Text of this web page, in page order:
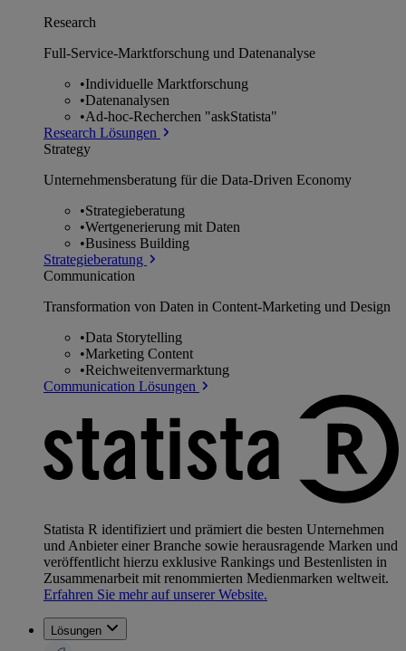
Research
Full-Service-Marktforschung und Datenanalyse
•Individuelle Marktforschung
•Datenanalysen
•Ad-hoc-Recherchen "askStatista"
Research Lösungen
Strategy
Unternehmens­beratung für die Data-Driven Economy
•Strategieberatung
•Wertgenerierung mit Daten
•Business Building
Strategieberatung
Communication
Transformation von Daten in Content-Marketing und Design
•Data Storytelling
•Marketing Content
•Reichweitenvermarktung
Communication Lösungen
Statista R identifiziert und prämiert die besten Unternehmen
und Anbieter einer Branche sowie herausragende Marken und
veröffentlicht hierzu exklusive Rankings und Bestenlisten in
Zusammenarbeit mit renommierten Medienmarken weltweit.
Erfahren Sie mehr auf unserer Website.
Lösungen